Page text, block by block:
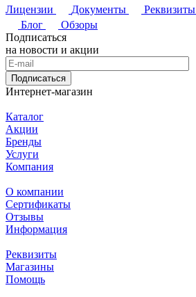
Лицензии
Документы Реквизиты
Блог
Обзоры
Подписаться
на новости и акции
Подписаться
Интернет-магазин
Каталог
Акции
Бренды
Услуги
Компания
О компании
Сертификаты
Отзывы
Информация
Реквизиты
Магазины
Помощь